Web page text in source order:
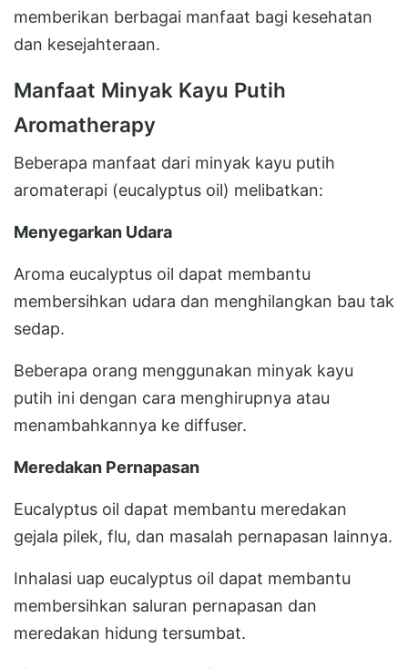
memberikan berbagai manfaat bagi kesehatan
dan kesejahteraan.
Manfaat Minyak Kayu Putih
Aromatherapy
Beberapa manfaat dari minyak kayu putih
aromaterapi (eucalyptus oil) melibatkan:
Menyegarkan Udara
Aroma eucalyptus oil dapat membantu
membersihkan udara dan menghilangkan bau tak
sedap.
Beberapa orang menggunakan minyak kayu
putih ini dengan cara menghirupnya atau
menambahkannya ke diffuser.
Meredakan Pernapasan
Eucalyptus oil dapat membantu meredakan
gejala pilek, flu, dan masalah pernapasan lainnya.
Inhalasi uap eucalyptus oil dapat membantu
membersihkan saluran pernapasan dan
meredakan hidung tersumbat.